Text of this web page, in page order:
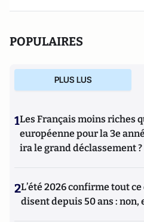
POPULAIRES
PLUS LUS
1Les Français moins riches
européenne pour la 3e
ira le grand déclassement ?
2L’été 2026 confirme tout
disent depuis 50 ans : non,